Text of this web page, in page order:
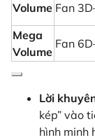
Volume Fan
Mega
Volume
Fan
Lời
kép” vào
hình minh